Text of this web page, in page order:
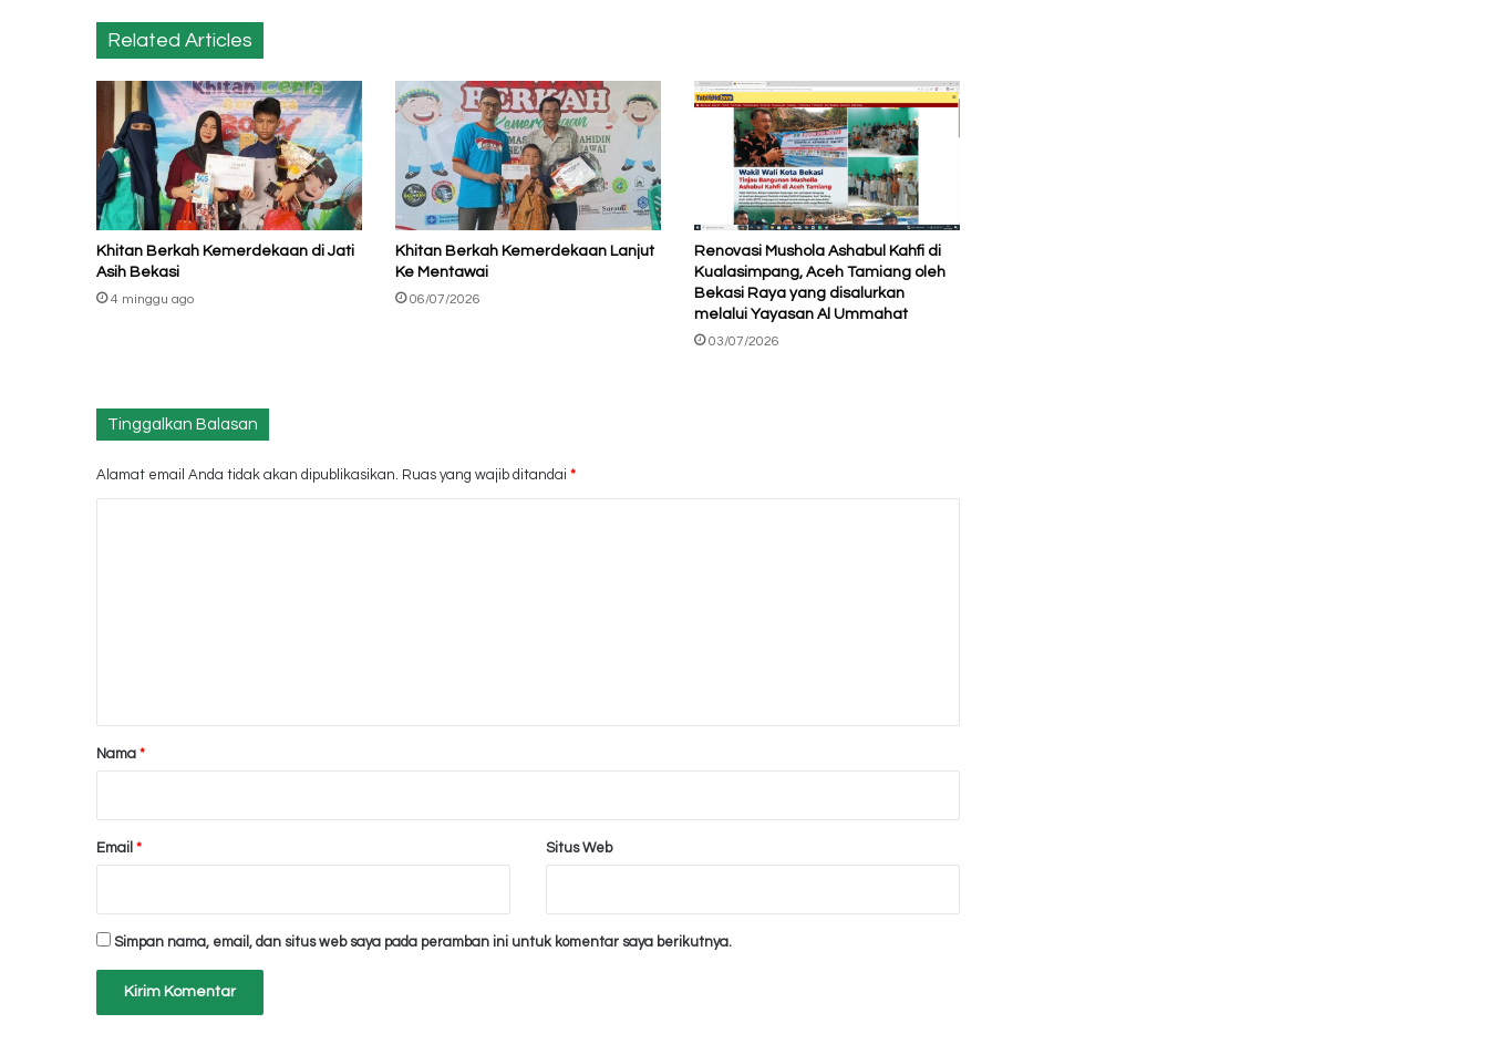
Related Articles
Khitan Berkah Kemerdekaan di Jati
Asih Bekasi
4 minggu ago
Khitan Berkah Kemerdekaan Lanjut
Ke Mentawai
06/07/2026
Renovasi Mushola Ashabul Kahfi di
Kualasimpang, Aceh Tamiang oleh
Bekasi Raya yang disalurkan
melalui Yayasan Al Ummahat
03/07/2026
Tinggalkan Balasan
Alamat email Anda tidak akan dipublikasikan. Ruas yang wajib ditandai *
rNama *
Email * Situs Web
Simpan nama, email, dan situs web saya pada peramban ini untuk komentar saya berikutnya.